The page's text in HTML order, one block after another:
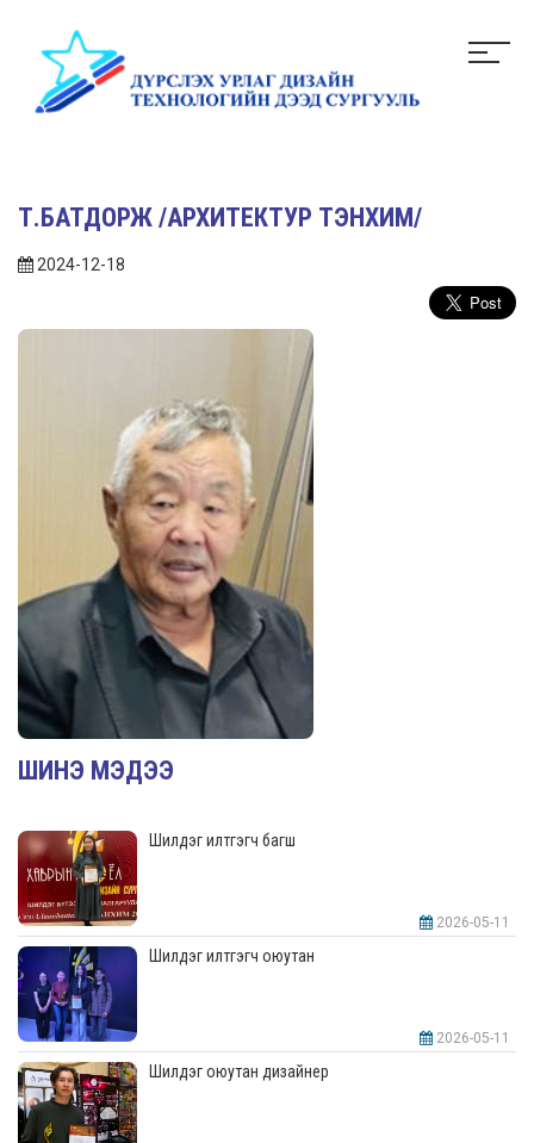
Т.БАТДОРЖ /АРХИТЕКТУР ТЭНХИМ/
2024-12-18
ШИНЭ МЭДЭЭ
Шилдэг илтгэгч багш
2026-05-11
Шилдэг илтгэгч оюутан
2026-05-11
Шилдэг оюутан дизайнер